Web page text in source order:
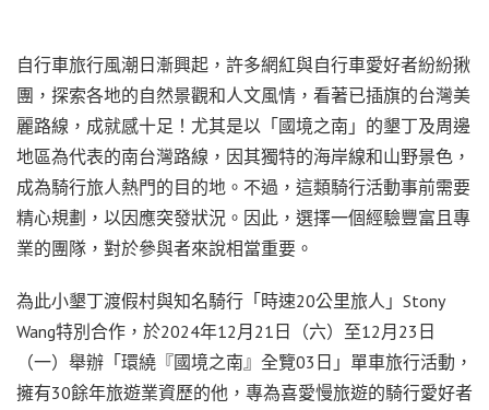
自行車旅行風潮日漸興起，許多網紅與自行車愛好者紛紛揪
團，探索各地的自然景觀和人文風情，看著已插旗的台灣美
麗路線，成就感十足！尤其是以「國境之南」的墾丁及周邊
地區為代表的南台灣路線，因其獨特的海岸線和山野景色，
成為騎行旅人熱門的目的地。不過，這類騎行活動事前需要
精心規劃，以因應突發狀況。因此，選擇一個經驗豐富且專
業的團隊，對於參與者來說相當重要。
為此小墾丁渡假村與知名騎行「時速20公里旅人」Stony
Wang特別合作，於2024年12月21日（六）至12月23日
（一）舉辦「環繞『國境之南』全覽03日」單車旅行活動，
擁有30餘年旅遊業資歷的他，專為喜愛慢旅遊的騎行愛好者